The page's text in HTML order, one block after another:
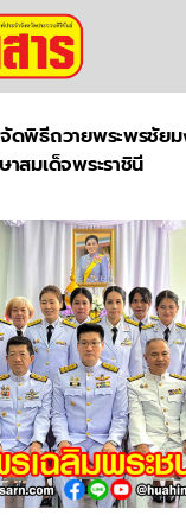
พิธีถวายพระพรชัยม
สมเด็จพระราชินี